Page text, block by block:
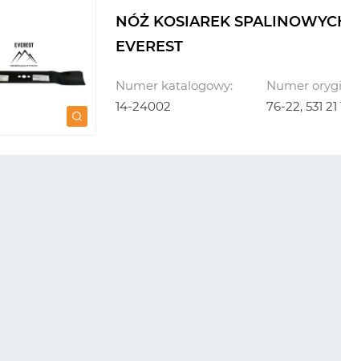
NÓŻ KOSIAREK
EVEREST
Numer katalogowy:
14-24002
Numer
76-22, 531